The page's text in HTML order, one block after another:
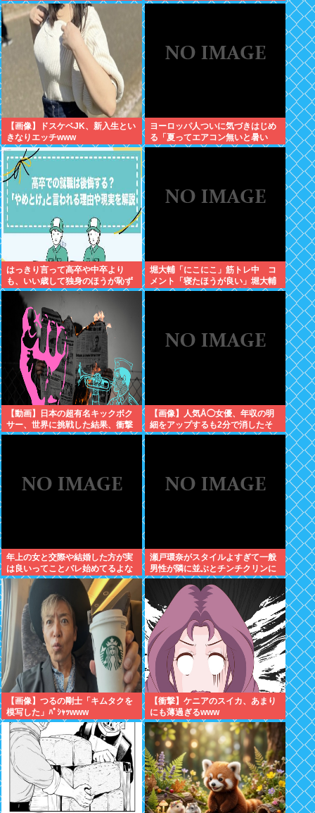
【画像】ドスケベJK、新入生とい
きなりエッチwww
ヨーロッパ人ついに気づきはじめ
る「夏ってエアコン無いと暑い
わ」
はっきり言って高卒や中卒より
も、いい歳して独身のほうが恥ず
かしいよな
堀大輔「にこにこ」筋トレ中 コ
メント「寝たほうが良い」堀大輔
「！！」筋トレ器具を破壊
【動画】日本の超有名キックボク
サー、世界に挑戦した結果、衝撃
的KO負けしてしまう。【格闘技】
【画像】人気Å◯女優、年収の明
細をアップするも2分で消したそ
の金額www
年上の女と交際や結婚した方が実
は良いってことバレ始めてるよな
瀬戸環奈がスタイルよすぎて一般
男性が隣に並ぶとチンチクリンに
見えてしまう
【画像】つるの剛士「キムタクを
模写した」ﾊﾟｼｬｯwww
【衝撃】ケニアのスイカ、あまり
にも薄過ぎるwww